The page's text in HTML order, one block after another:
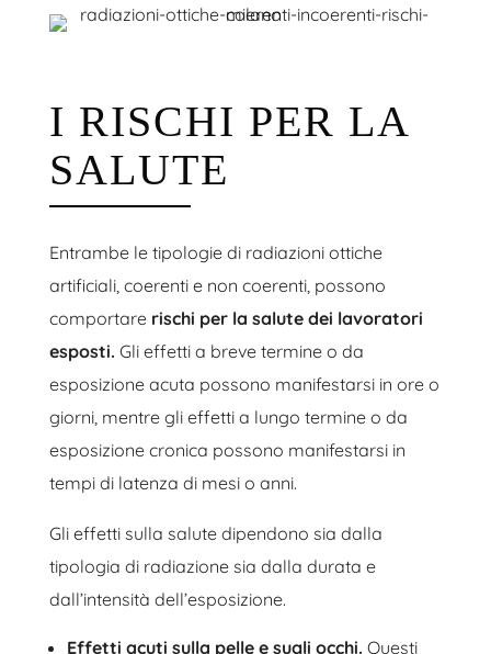
I RISCHI PER LA
SALUTE
Entrambe le tipologie di radiazioni ottiche
artificiali, coerenti e non coerenti, possono
comportare rischi per la salute dei lavoratori
esposti. Gli effetti a breve termine o da
esposizione acuta possono manifestarsi in ore o
giorni, mentre gli effetti a lungo termine o da
esposizione cronica possono manifestarsi in
tempi di latenza di mesi o anni.
Gli effetti sulla salute dipendono sia dalla
tipologia di radiazione sia dalla durata e
dall’intensità dell’esposizione.
Effetti acuti sulla pelle e sugli occhi. Questi